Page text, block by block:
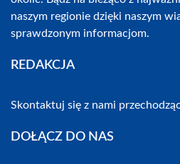
naszym regionie dzięki naszym
sprawdzonym informacjom.
REDAKCJA
Skontaktuj się z nami
DOŁĄCZ DO NAS